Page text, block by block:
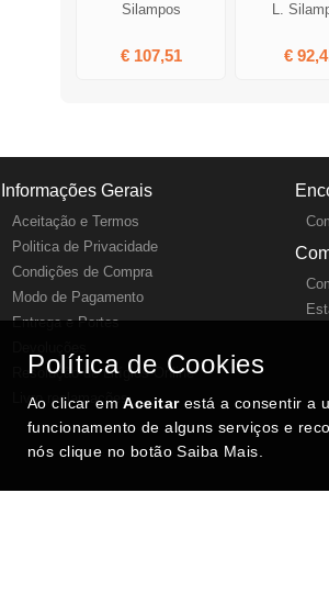
Silampos
€ 107,51
L.
€
Informações Gerais
Aceitação e Termos
Politica de Privacidade
Condições de Compra
Modo de Pagamento
Entrega e Portes
Resolução de Litígios Online
Livro reclamações
Política de Cookies
Ao clicar emAceitarestá a consentir a
funcionamento de alguns serviços e
nós clique no botão Saiba Mais.